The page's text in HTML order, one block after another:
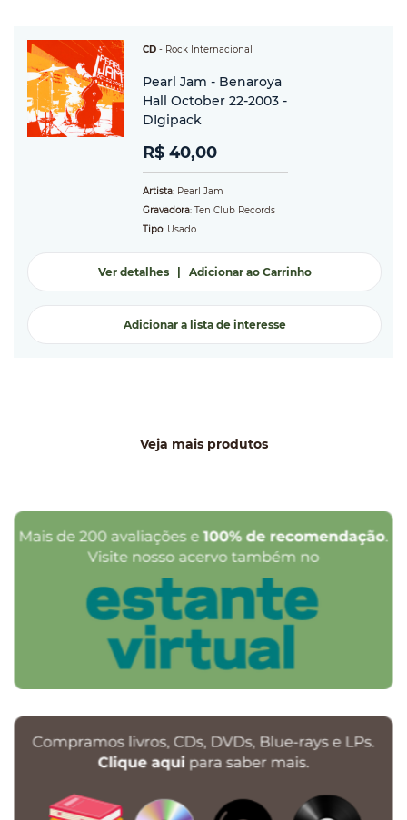
CD - Rock Internacional
Pearl Jam - Benaroya
Hall October 22-2003 -
DIgipack
R$ 40,00
Artista: Pearl Jam
Gravadora: Ten Club Records
Tipo: Usado
Ver detalhes| Adicionar ao Carrinho
Adicionar a lista de interesse
Veja mais produtos